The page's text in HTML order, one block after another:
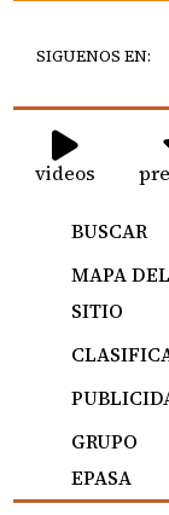
SIGUENOS EN:
videos
BUSCAR
MAPA DEL
SITIO
GRUPO
EPASA